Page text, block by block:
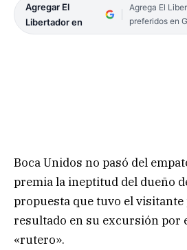
Agregar El
Libertador en
Agrega El
preferidos en
Boca Unidos no pasó del
premia la ineptitud del dueño
propuesta que tuvo el
resultado en su excursión por
«rutero».